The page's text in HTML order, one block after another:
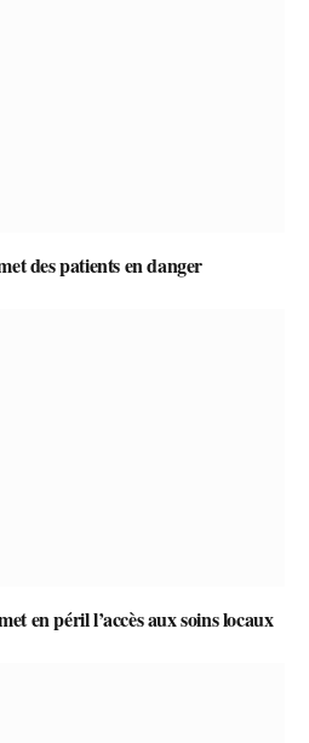
des patients en danger
en péril l’accès aux soins locaux